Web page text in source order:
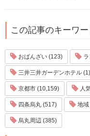
この記事のキーワー
おばんざい (123)
三井三井ガーデンホテル (1)
京都市 (10,159) 人
四条烏丸 (517) 地
烏丸周辺 (385)